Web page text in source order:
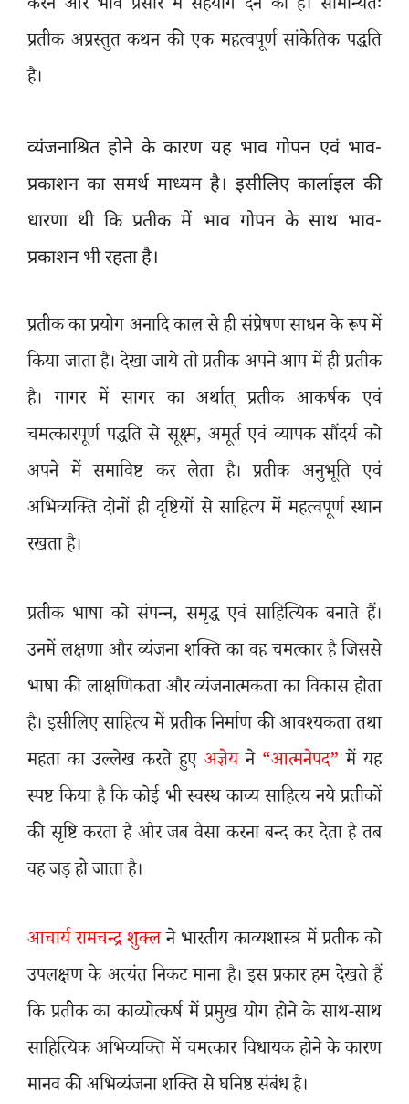
करने और भाव प्रसार में सहयोग देने का है। सामान्यतः
प्रतीक अप्रस्तुत कथन की एक महत्वपूर्ण सांकेतिक पद्धति
है।
व्यंजनाश्रित होने के कारण यह भाव गोपन एवं भाव-
प्रकाशन का समर्थ माध्यम है। इसीलिए कार्लाइल की
धारणा थी कि प्रतीक में भाव गोपन के साथ भाव-
प्रकाशन भी रहता है।
प्रतीक का प्रयोग अनादि काल से ही संप्रेषण साधन के रूप में
किया जाता है। देखा जाये तो प्रतीक अपने आप में ही प्रतीक
है। गागर में सागर का अर्थात् प्रतीक आकर्षक एवं
चमत्कारपूर्ण पद्धति से सूक्ष्म, अमूर्त एवं व्यापक सौंदर्य को
अपने में समाविष्ट कर लेता है। प्रतीक अनुभूति एवं
अभिव्यक्ति दोनों ही दृष्टियों से साहित्य में महत्वपूर्ण स्थान
रखता है।
प्रतीक भाषा को संपन्न,समृद्ध एवं साहित्यिक बनाते हैं।
उनमें लक्षणा और व्यंजना शक्ति का वह चमत्कार है जिससे
भाषा की लाक्षणिकता और व्यंजनात्मकता का विकास होता
है। इसीलिए साहित्य में प्रतीक निर्माण की आवश्यकता तथा
महता का उल्लेख करते हुए अज्ञेयने “आत्मनेपद”में यह
स्पष्ट किया है कि कोई भी स्वस्थ काव्य साहित्य नये प्रतीकों
की सृष्टि करता है और जब वैसा करना बन्द कर देता है तब
वह जड़ हो जाता है।
आचार्य रामचन्द्र शुक्लने भारतीय काव्यशास्त्र में प्रतीक को
उपलक्षण के अत्यंत निकट माना है। इस प्रकार हम देखते हैं
कि प्रतीक का काव्योत्कर्ष में प्रमुख योग होने के साथ-साथ
साहित्यिक अभिव्यक्ति में चमत्कार विधायक होने के कारण
मानव की अभिव्यंजना शक्ति से घनिष्ठ संबंध है।